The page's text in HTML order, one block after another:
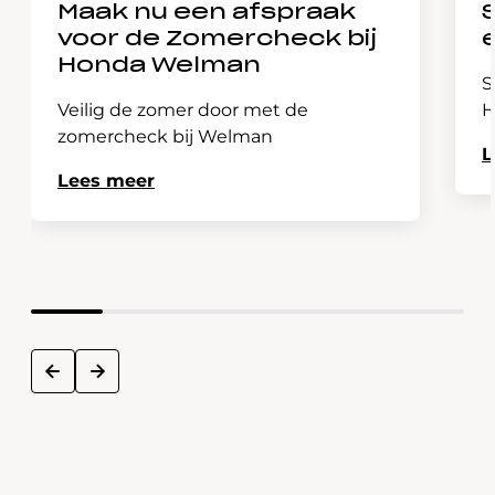
Maak nu een afspraak
voor de Zomercheck bij
Honda Welman
Veilig de zomer door met de
zomercheck bij Welman
Lees meer
prev next